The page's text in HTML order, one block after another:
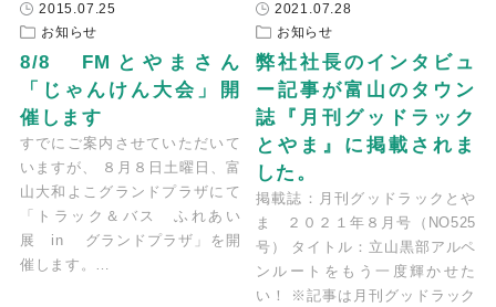
2015.07.25
お知らせ
8/8　FMとやまさん
「じゃんけん大会」開
催します
すでにご案内させていただいて
いますが、 ８月８日土曜日、富
山大和よこグランドプラザにて
「トラック＆バス ふれあい
展 in グランドプラザ」を開
催します。…
2021.07.28
お知らせ
弊社社長のインタビュ
ー記事が富山のタウン
誌『月刊グッドラック
とやま』に掲載されま
した。
掲載誌：月刊グッドラックとや
ま ２０２１年８月号（NO525
号） タイトル：立山黒部アルペ
ンルートをもう一度輝かせた
い！ ※記事は月刊グッドラック